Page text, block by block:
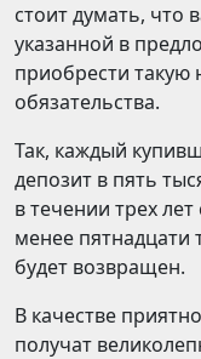
стоит думать, что
указанной в
приобрести
обязательства.
Так, каждый
депозит в пять
в течении трех
менее пятнадцати
будет возвращен.
В качестве
получат